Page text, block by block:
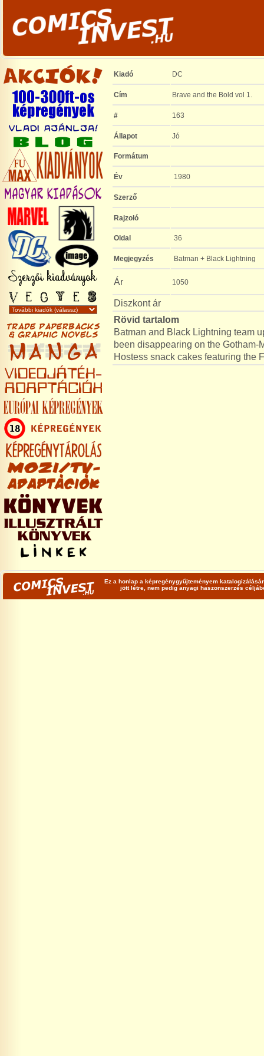
Kiadó DC
Cím Brave and the Bold vol 1.
# 163
Állapot Jó
Formátum
Év 1980
Szerző
Rajzoló
Oldal 36
Megjegyzés Batman + Black Lightning
Ár 1050
Diszkont ár
Rövid tartalom
Batman and Black Lightning team
been disappearing on the Gotham-
Hostess snack cakes featuring the
Ez a honlap a képregénygyűjteményem
jött létre, nem pedig anyagi haszonszerzés